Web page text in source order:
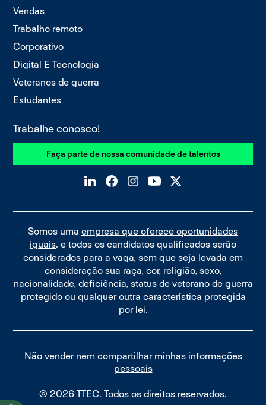
Vendas
Trabalho remoto
Corporativo
Digital E Tecnologia
Veteranos de guerra
Estudantes
Trabalhe conosco!
Faça parte de nossa comunidade de talentos
Somos uma empresa que oferece oportunidades
iguais. e todos os candidatos qualificados serão
considerados para a vaga, sem que seja levada em
consideração sua raça, cor, religião, sexo,
nacionalidade, deficiência, status de veterano de guerra
protegido ou qualquer outra característica protegida
por lei.
Não vender nem compartilhar minhas informações
pessoais
© 2026 TTEC. Todos os direitos reservados.